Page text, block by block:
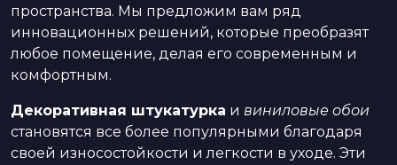
пространства. Мы предложим вам ряд
инновационных решений, которые преобразят
любое помещение, делая его современным и
комфортным.
Декоративная штукатурка и виниловые обои
становятся все более популярными благодаря
своей износостойкости и легкости в уходе. Эти